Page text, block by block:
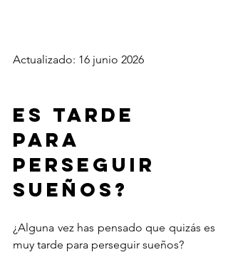
Actualizado: 16 junio 2026
Es tarde
para
perseguir
sueños?
¿Alguna vez has pensado que quizás es
muy tarde para perseguir sueños?